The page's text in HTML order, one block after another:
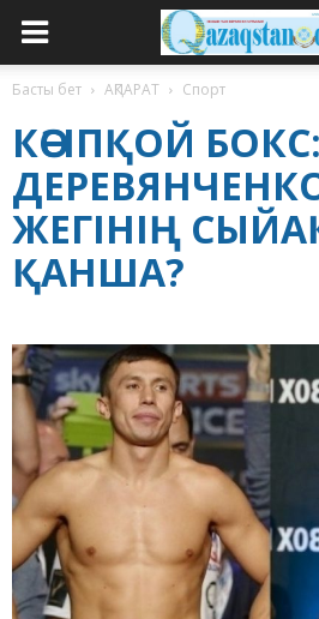
Басты бет АҚПАРАТ Спорт
КӘСІПҚОЙ БОКС:
ЖЕГІНІҢ
ҚАНША?